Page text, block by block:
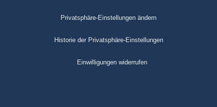
Privatsphäre-Einstellungen ändern
Historie der Privatsphäre-Einstellungen
Einwilligungen widerrufen